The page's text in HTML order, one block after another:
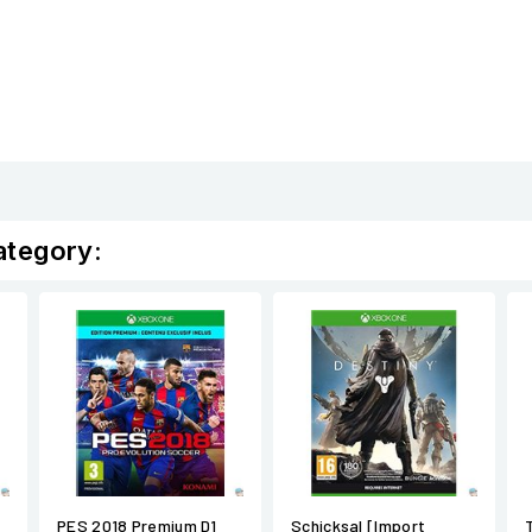
PES 2018 Premium D1 Schicksal [Import